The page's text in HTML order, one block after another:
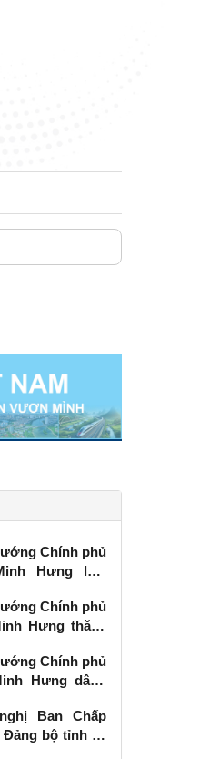
Chính phủ
Hưng làm
ủy Lạng Sơn
Chính phủ
Hưng thăm,
Lạng Sơn
Chính phủ
Hưng dâng
hùng liệt sĩ
Sơn
Ban Chấp
Đảng bộ tỉnh kỳ